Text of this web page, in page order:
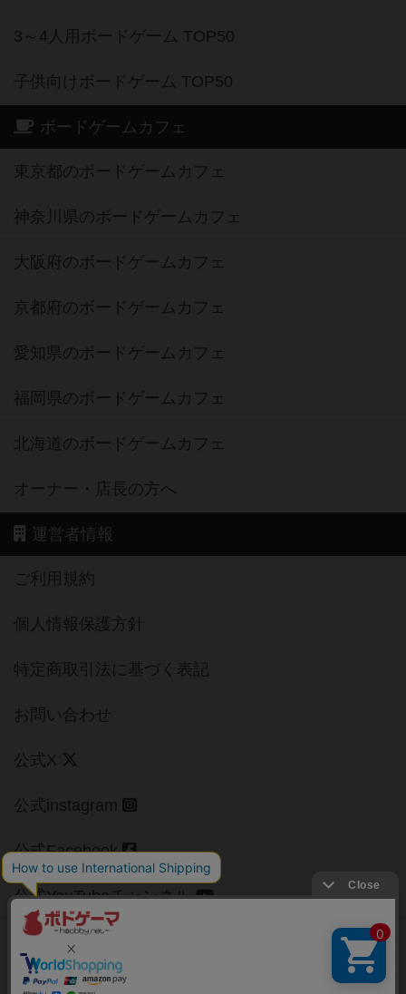
3～4人用ボードゲーム TOP50
子供向けボードゲーム TOP50
ボードゲームカフェ
東京都のボードゲームカフェ
神奈川県のボードゲームカフェ
大阪府のボードゲームカフェ
京都府のボードゲームカフェ
愛知県のボードゲームカフェ
福岡県のボードゲームカフェ
北海道のボードゲームカフェ
オーナー・店長の方へ
運営者情報
ご利用規約
個人情報保護方針
特定商取引法に基づく表記
お問い合わせ
公式X
公式instagram
公式Facebook
公式YouTubeチャンネル